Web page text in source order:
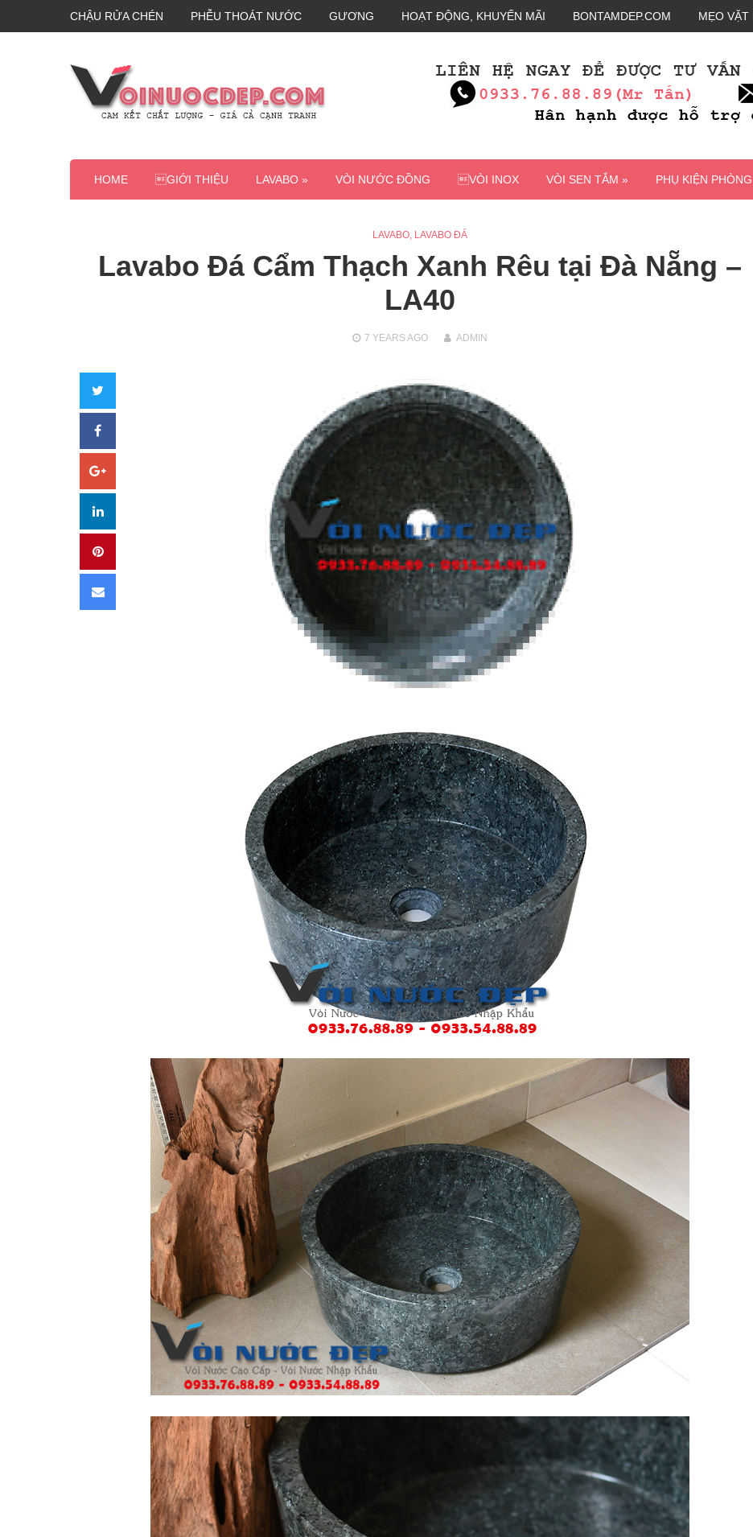
CHẬU RỬA CHÉN PHỄU THOÁT NƯỚC GƯƠNG HOẠT ĐỘNG, KHUYẾN MÃI BONTAMDEP.COM MẸO VẶT
HOME GIỚI THIỆU LAVABO » VÒI NƯỚC ĐỒNG VÒI INOX VÒI SEN TẮM » PHỤ KIỆN
LAVABO, LAVABO ĐÁ
Lavabo Đá Cẩm Thạch Xanh Rêu tại Đà Nẵng –
LA40
7 YEARSAGO ADMIN
Facebook
Google+
LinkedIn
Pinterest
Email